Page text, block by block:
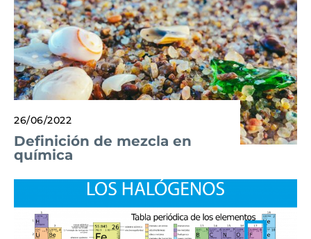
26/06/2022
Definición de mezcla en
química